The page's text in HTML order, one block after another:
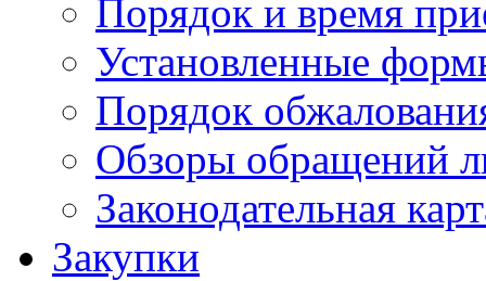
Порядок и время
Установленные
Порядок
Обзоры обращений
Законодательная
Закупки